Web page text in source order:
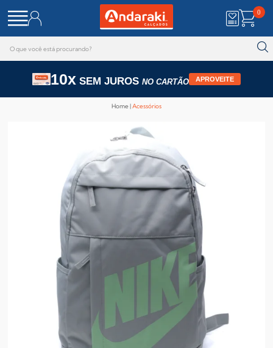
0
10x SEM JUROS NO CARTÃO APROVEITE
Home Acessórios